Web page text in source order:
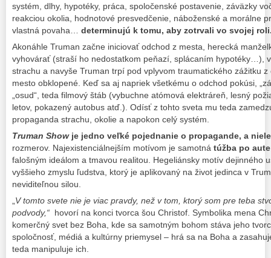
systém, dlhy, hypotéky, práca, spoločenské postavenie, záväzky
reakciou okolia, hodnotové presvedčenie, náboženské a morálne
vlastná povaha… determinujú k tomu, aby zotrvali vo svojej
Akonáhle Truman začne iniciovať odchod z mesta, herecká
vyhovárať (straší ho nedostatkom peňazí, splácaním hypotéky…),
strachu a navyše Truman trpí pod vplyvom traumatického zážitku
mesto obklopené. Keď sa aj napriek všetkému o odchod pokúsi,
„osud“, teda filmový štáb (vybuchne atómová elektráreň, lesný
letov, pokazený autobus atď.). Odísť z tohto sveta mu teda
propaganda strachu, okolie a napokon celý systém.
Truman Showje jedno veľké pojednanie o propagande, a
rozmerov. Najexistenciálnejším motívom je samotná túžba po
falošným ideálom a tmavou realitou. Hegeliánsky motív dejinného
vyššieho zmyslu ľudstva, ktorý je aplikovaný na život jedinca v
neviditeľnou silou.
V tomto svete nie je viac pravdy, než v tom, ktorý som pre teba
podvody,“ hovorí na konci tvorca šou Christof. Symbolika mena
komerčný svet bez Boha, kde sa samotným bohom stáva jeho
spoločnosť, médiá a kultúrny priemysel – hrá sa na Boha a
teda manipuluje ich.